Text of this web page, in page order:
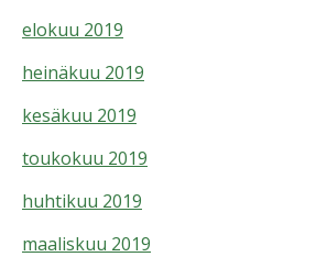
elokuu 2019
heinäkuu 2019
kesäkuu 2019
toukokuu 2019
huhtikuu 2019
maaliskuu 2019